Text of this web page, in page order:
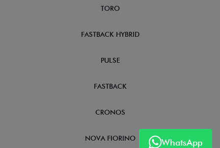
WhatsApp
TORO
FASTBACK HYBRID
PULSE
FASTBACK
CRONOS
NOVA FIORINO